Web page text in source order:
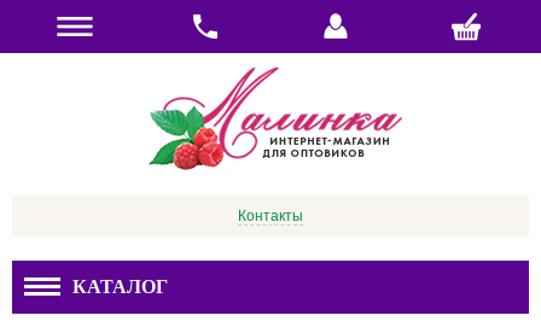
Контакты
КАТАЛОГ